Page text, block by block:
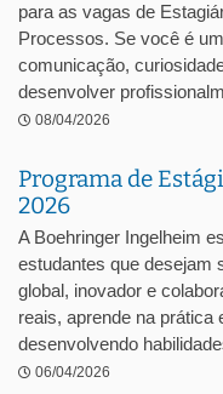
para as vagas de
Processos. Se você é
comunicação,
desenvolver
08/04/2026
Programa de
2026
A Boehringer Ingelheim
estudantes que desejam
global, inovador e
reais, aprende na prática
desenvolvendo
06/04/2026